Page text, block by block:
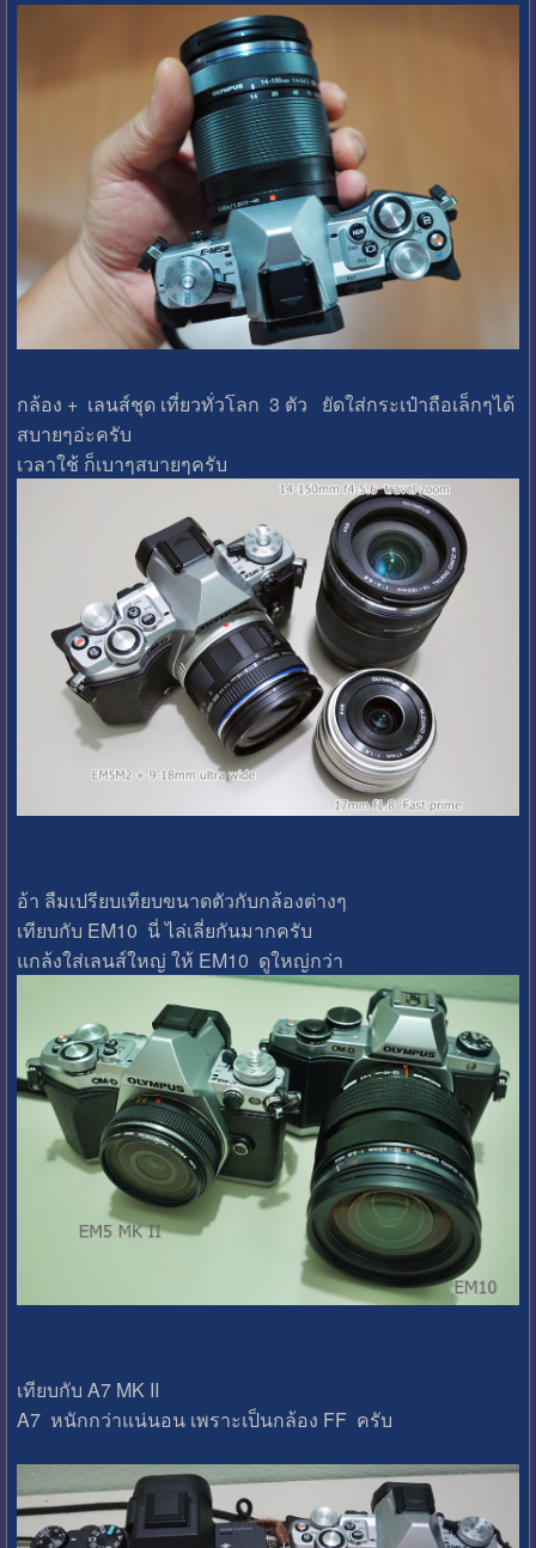
กล้อง + เลนส์ชุด เที่ยวทั่วโลก 3 ตัว ยัดใส่กระเป๋าถือเล็กๆได้
สบายๆอ่ะครับ
เวลาใช้ ก็เบาๆสบายๆครับ
อ้า ลืมเปรียบเทียบขนาดตัวกับกล้องต่างๆ
เทียบกับ EM10 นี่ ไล่เลี่ยกันมากครับ
แกล้งใส่เลนส์ใหญ่ ให้ EM10 ดูใหญ่กว่า
เทียบกับ A7 MK II
A7 หนักกว่าแน่นอน เพราะเป็นกล้อง FF ครับ